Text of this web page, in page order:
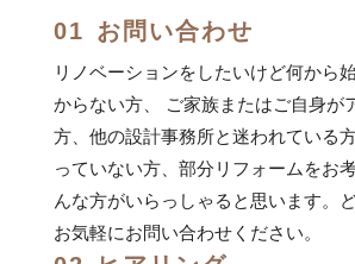
01 お問い合わせ
リノベーションをしたいけど何から
からない方、 ご家族またはご自身が
方、他の設計事務所と迷われている
っていない方、部分リフォームをお
んな方がいらっしゃると思います。
お気軽にお問い合わせください。